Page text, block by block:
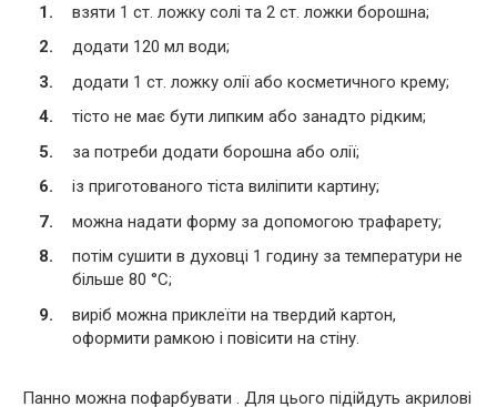
взяти 1 ст. ложку солі та 2 ст. ложки борошна;
додати 120 мл води;
додати 1 ст. ложку олії або косметичного крему;
тісто не має бути липким або занадто рідким;
за потреби додати борошна або олії;
із приготованого тіста виліпити картину;
можна надати форму за допомогою трафарету;
потім сушити в духовці 1 годину за температури не
більше 80 °C;
виріб можна приклеїти на твердий картон,
оформити рамкою і повісити на стіну.
Панно можна пофарбувати . Для цього підійдуть акрилові